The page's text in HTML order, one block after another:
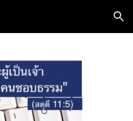
Skip to navigation